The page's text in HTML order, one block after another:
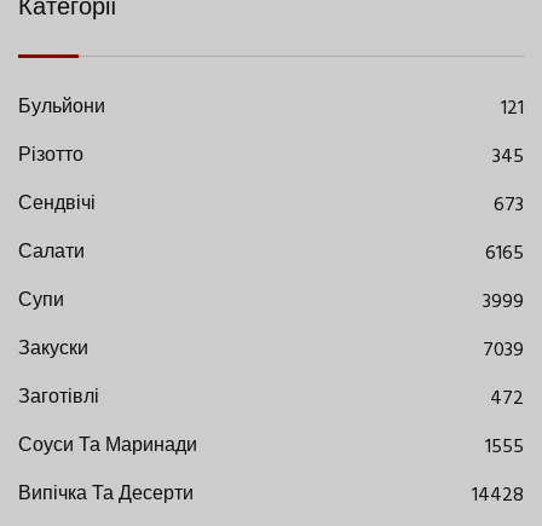
Категорії
Бульйони
121
Різотто
345
Сендвічі
673
Салати
6165
Супи
3999
Закуски
7039
Заготівлі
472
Соуси Та Маринади
1555
Випічка Та Десерти
14428